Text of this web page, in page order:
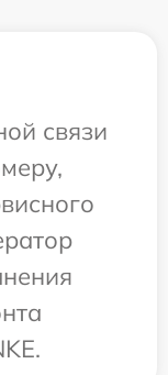
связи